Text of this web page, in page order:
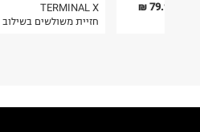
בית פוקס-רח' החרמון
קריית שדה התעופה
TERMINAL X
חזיית משולשים
79.90 ₪